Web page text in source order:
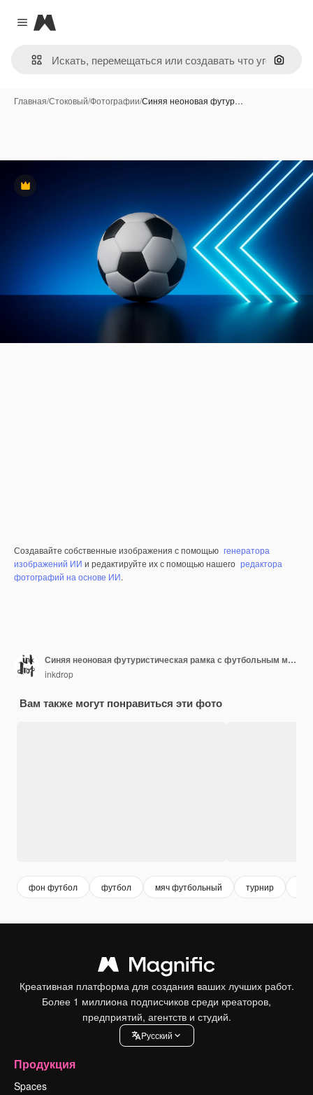
Close menu
Magnific
Поиск
Главная/Стоковый/Фотографии/Синяя неоновая футур…
Премиум
Создавайте собственные изображения с помощью генератора
изображений ИИ и редактируйте их с помощью нашего редактора
фотографий на основе ИИ.
Синяя неоновая футуристическая рамка с футбольным мячом 3D Rendering
inkdrop
Вам также могут понравиться эти фото
фон футбол футбол мяч футбольный турнир
Креативная платформа для создания ваших лучших работ.
Более 1 миллиона подписчиков среди креаторов,
предприятий, агентств и студий.
Pусский
Продукция
Spaces